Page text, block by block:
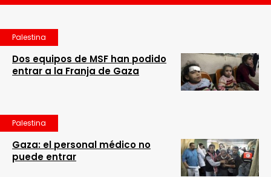
Palestina
Dos equipos de MSF han podido
entrar a la Franja de Gaza
Palestina
Gaza: el personal médico no
puede entrar